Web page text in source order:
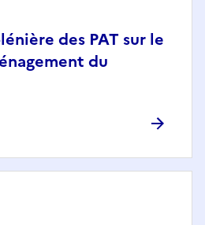
des PAT sur le
du